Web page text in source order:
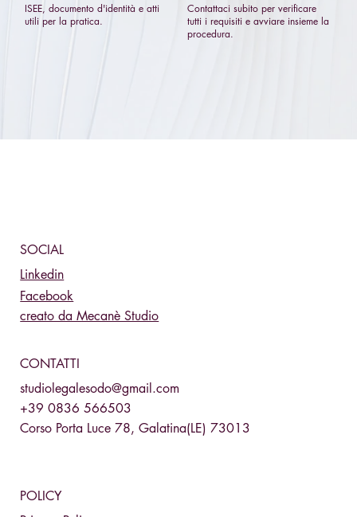
ISEE, documento d'identità e atti
utili per la pratica.
Contattaci subito per verificare
tutti i requisiti e avviare insieme la
procedura.
SOCIAL
Linkedin
Facebook
creato da Mecanè Studio
CONTATTI
studiolegalesodo@gmail.com
+39 0836 566503
Corso Porta Luce 78, Galatina(LE) 73013
POLICY